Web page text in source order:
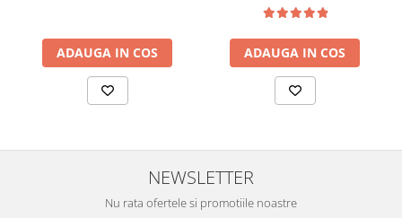
ADAUGA IN COS ADAUGA IN COS
NEWSLETTER
Nu rata ofertele si promotiile noastre